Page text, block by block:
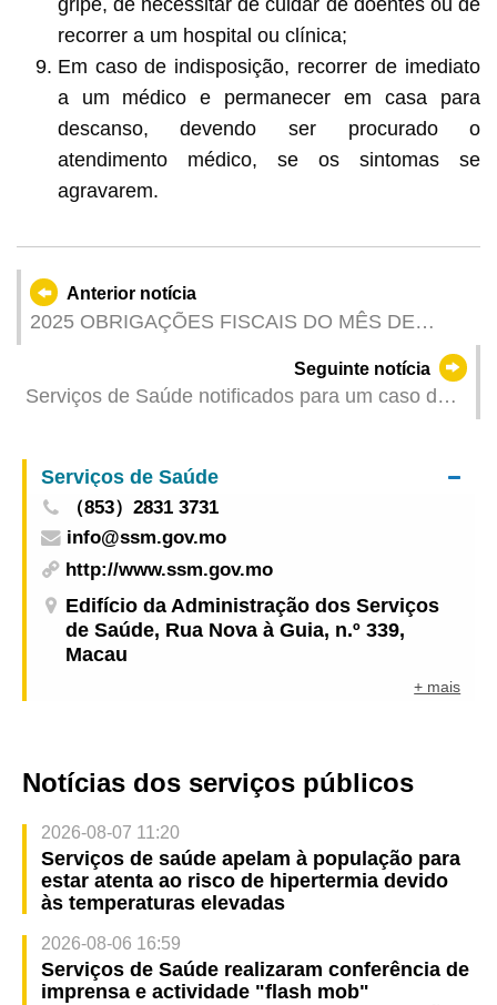
recorrer a um hospital ou clínica;
Em caso de indisposição, recorrer de imediato
a um médico e permanecer em casa para
descanso, devendo ser procurado o
atendimento médico, se os sintomas se
agravarem.
Anterior notícia
2025 OBRIGAÇÕES FISCAIS DO MÊS DE
Seguinte notícia
Serviços de Saúde notificados para um caso de
Serviços de Saúde
（853）2831 3731
info@ssm.gov.mo
http://www.ssm.gov.mo
Edifício da Administração dos Serviços
de Saúde, Rua Nova à Guia, n.º 339,
Macau
+ mais
Notícias dos serviços públicos
2026-08-07 11:20
Serviços de saúde apelam à população para
estar atenta ao risco de hipertermia devido
às temperaturas elevadas
2026-08-06 16:59
Serviços de Saúde realizaram conferência de
imprensa e actividade "flash mob"